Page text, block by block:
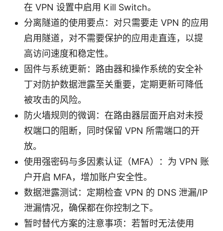
在 VPN 设置中启用 Kill Switch。
分离隧道的使用要点：对只需要走 VPN 的应用
启用隧道，对不需要保护的应用走直连，以提
高访问速度和稳定性。
固件与系统更新：路由器和操作系统的安全补
丁对防护数据泄露至关重要，定期更新可降低
被攻击的风险。
防火墙规则的微调：在路由器层面开启对未授
权端口的阻断，同时保留 VPN 所需端口的开
放。
使用强密码与多因素认证（MFA）：为 VPN 账
户开启 MFA，增加账户安全性。
数据泄露测试：定期检查 VPN 的 DNS 泄漏/IP
泄漏情况，确保都在你控制之下。
暂时替代方案的注意事项：若暂时无法使用